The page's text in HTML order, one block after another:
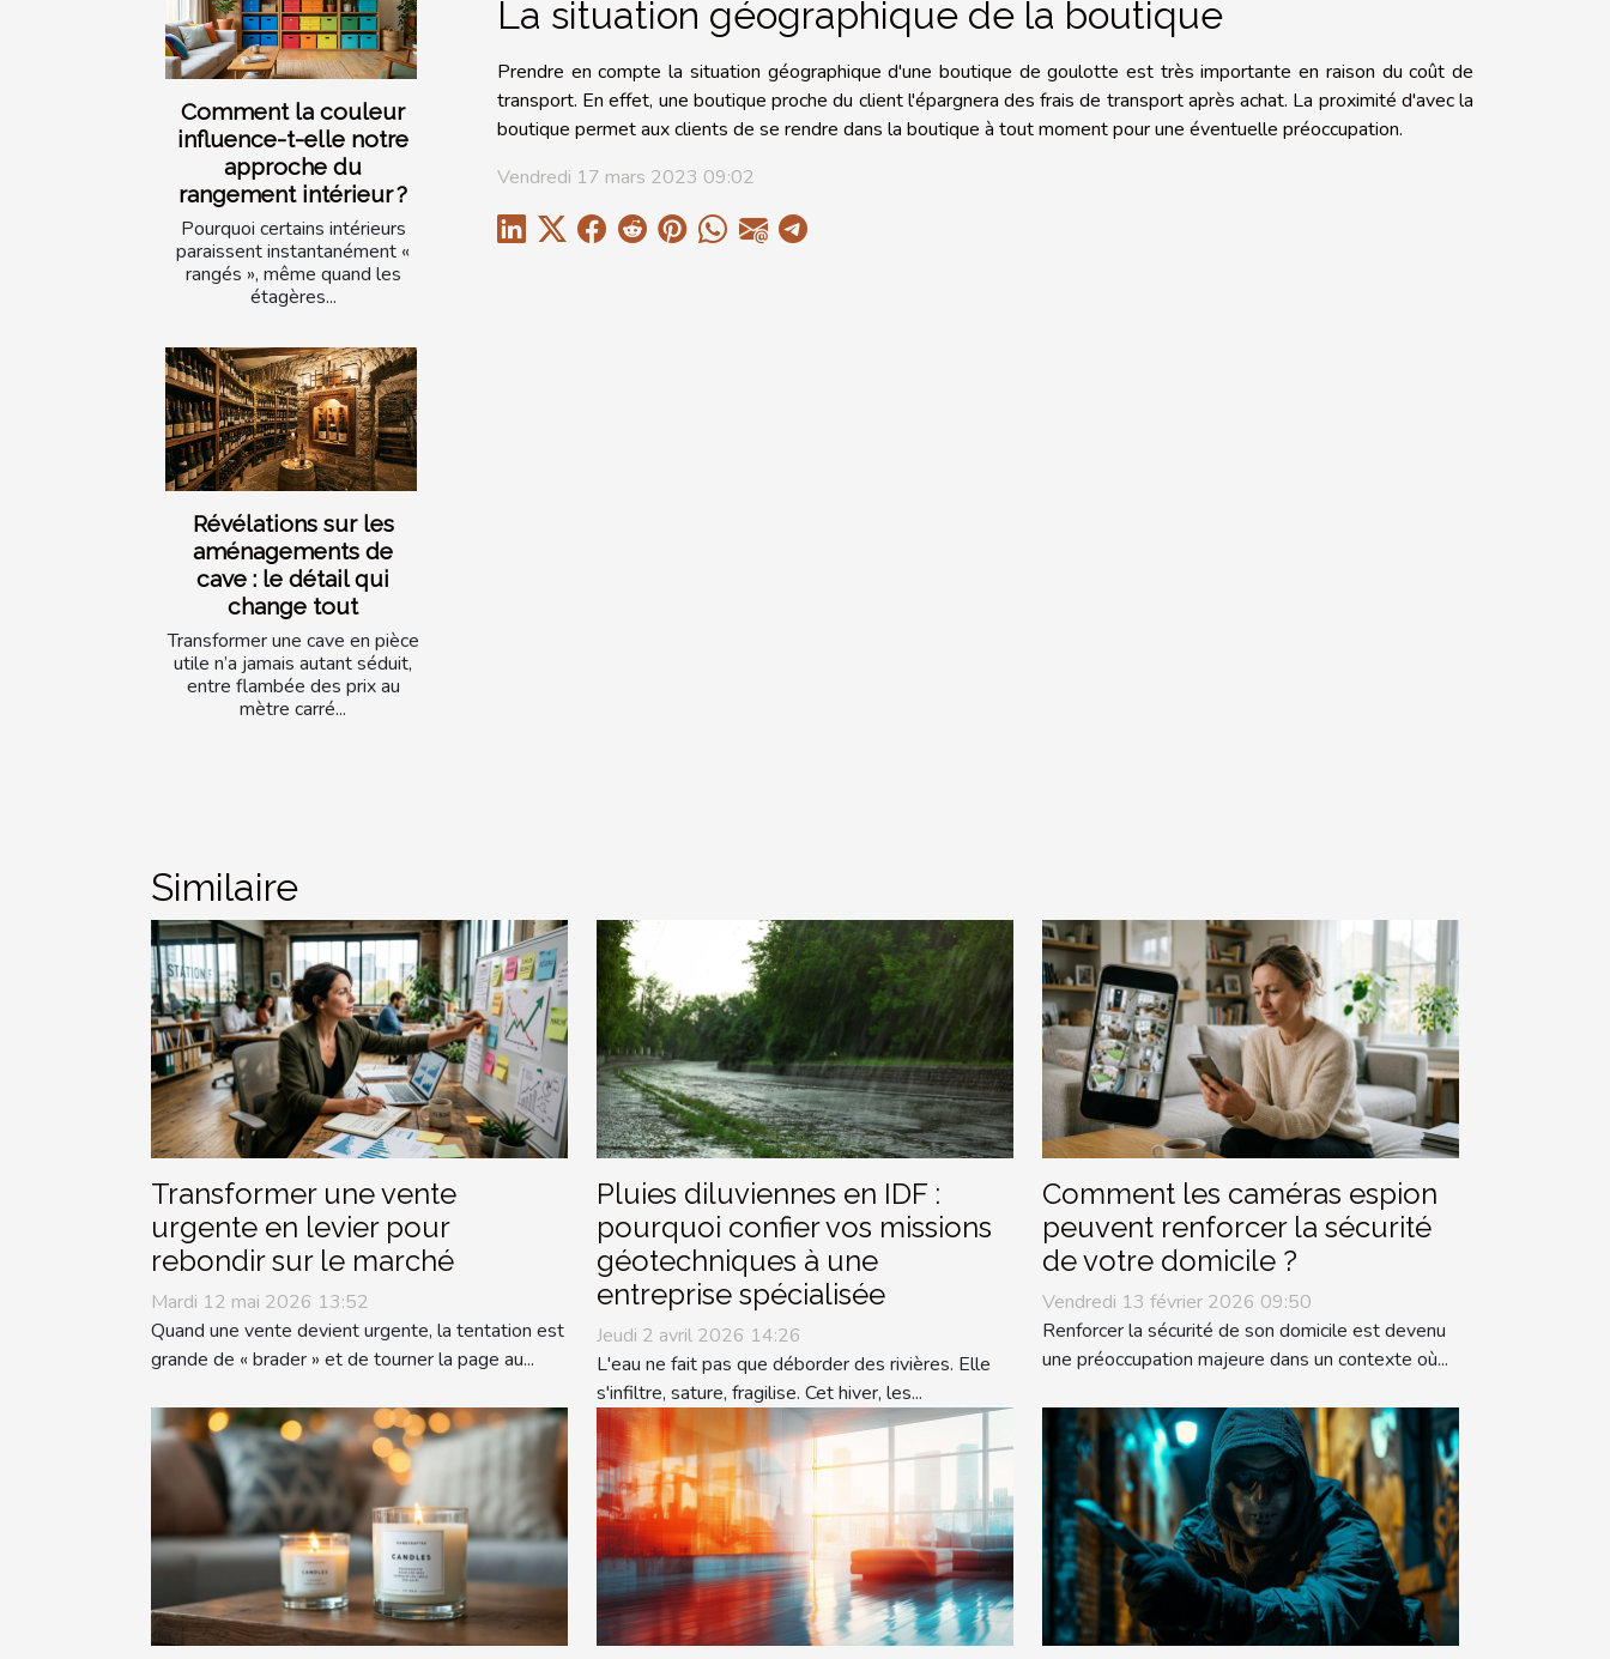
Comment la couleur
influence-t-elle notre
approche du
rangement intérieur ?
Pourquoi certains intérieurs
paraissent instantanément «
rangés », même quand les
étagères...
Révélations sur les
aménagements de
cave : le détail qui
change tout
Transformer une cave en pièce
utile n’a jamais autant séduit,
entre flambée des prix au
mètre carré...
La situation géographique de la boutique
Prendre en compte la situation géographique d'une boutique de goulotte est très importante en raison du coût de
transport. En effet, une boutique proche du client l'épargnera des frais de transport après achat. La proximité d'avec la
boutique permet aux clients de se rendre dans la boutique à tout moment pour une éventuelle préoccupation.
Vendredi 17 mars 2023 09:02
Similaire
Transformer une vente
urgente en levier pour
rebondir sur le marché
Mardi 12 mai 2026 13:52
Quand une vente devient urgente, la tentation est
grande de « brader » et de tourner la page au...
Pluies diluviennes en IDF :
pourquoi confier vos missions
géotechniques à une
entreprise spécialisée
Jeudi 2 avril 2026 14:26
L'eau ne fait pas que déborder des rivières. Elle
s'infiltre, sature, fragilise. Cet hiver, les...
Comment les caméras espion
peuvent renforcer la sécurité
de votre domicile ?
Vendredi 13 février 2026 09:50
Renforcer la sécurité de son domicile est devenu
une préoccupation majeure dans un contexte où...